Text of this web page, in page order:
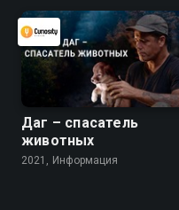
Даг – спасатель
животных
2021, Информация